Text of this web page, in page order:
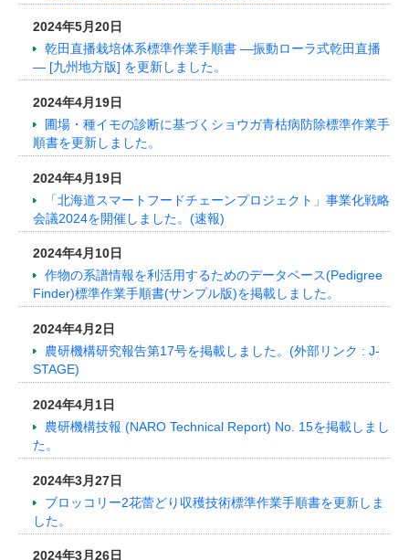
2024年5月20日
乾田直播栽培体系標準作業手順書 ―振動ローラ式乾田直播
― [九州地方版] を更新しました。
2024年4月19日
圃場・種イモの診断に基づくショウガ⻘枯病防除標準作業手
順書を更新しました。
2024年4月19日
「北海道スマートフードチェーンプロジェクト」事業化戦略
会議2024を開催しました。(速報)
2024年4月10日
作物の系譜情報を利活用するためのデータベース(Pedigree
Finder)標準作業手順書(サンプル版)を掲載しました。
2024年4月2日
農研機構研究報告第17号を掲載しました。(外部リンク : J-
STAGE)
2024年4月1日
農研機構技報 (NARO Technical Report) No. 15を掲載しまし
た。
2024年3月27日
ブロッコリー2花蕾どり収穫技術標準作業手順書を更新しま
した。
2024年3月26日